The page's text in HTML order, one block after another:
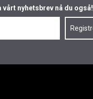
nyhetsbrev nå du også!